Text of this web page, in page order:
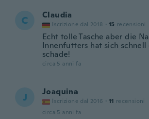
C Claudia
Iscrizione dal 2018 · 15 recensioni
Echt tolle Tasche aber die
Innenfutters hat sich schnell
schade!
circa 5 anni fa
J Joaquina
Iscrizione dal 2016 · 11 recensioni
circa 5 anni fa